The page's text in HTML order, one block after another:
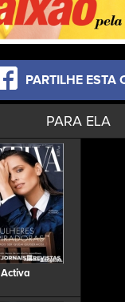
PARTILHE ESTA
PARA ELA
Activa